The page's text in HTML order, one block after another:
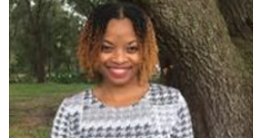
Ayuda
Cursos
Recursos
Comunidad